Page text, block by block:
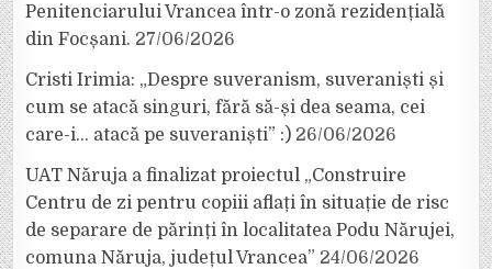
Penitenciarului Vrancea într-o zonă rezidențială
din Focșani. 27/06/2026
Cristi Irimia: „Despre suveranism, suveraniști și
cum se atacă singuri, fără să-și dea seama, cei
care-i… atacă pe suveraniști” :) 26/06/2026
UAT Năruja a finalizat proiectul „Construire
Centru de zi pentru copiii aflați în situație de risc
de separare de părinți în localitatea Podu Nărujei,
comuna Năruja, județul Vrancea” 24/06/2026